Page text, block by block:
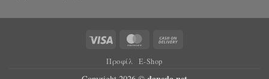
Visa MasterCard
Προφίλ E-Shop